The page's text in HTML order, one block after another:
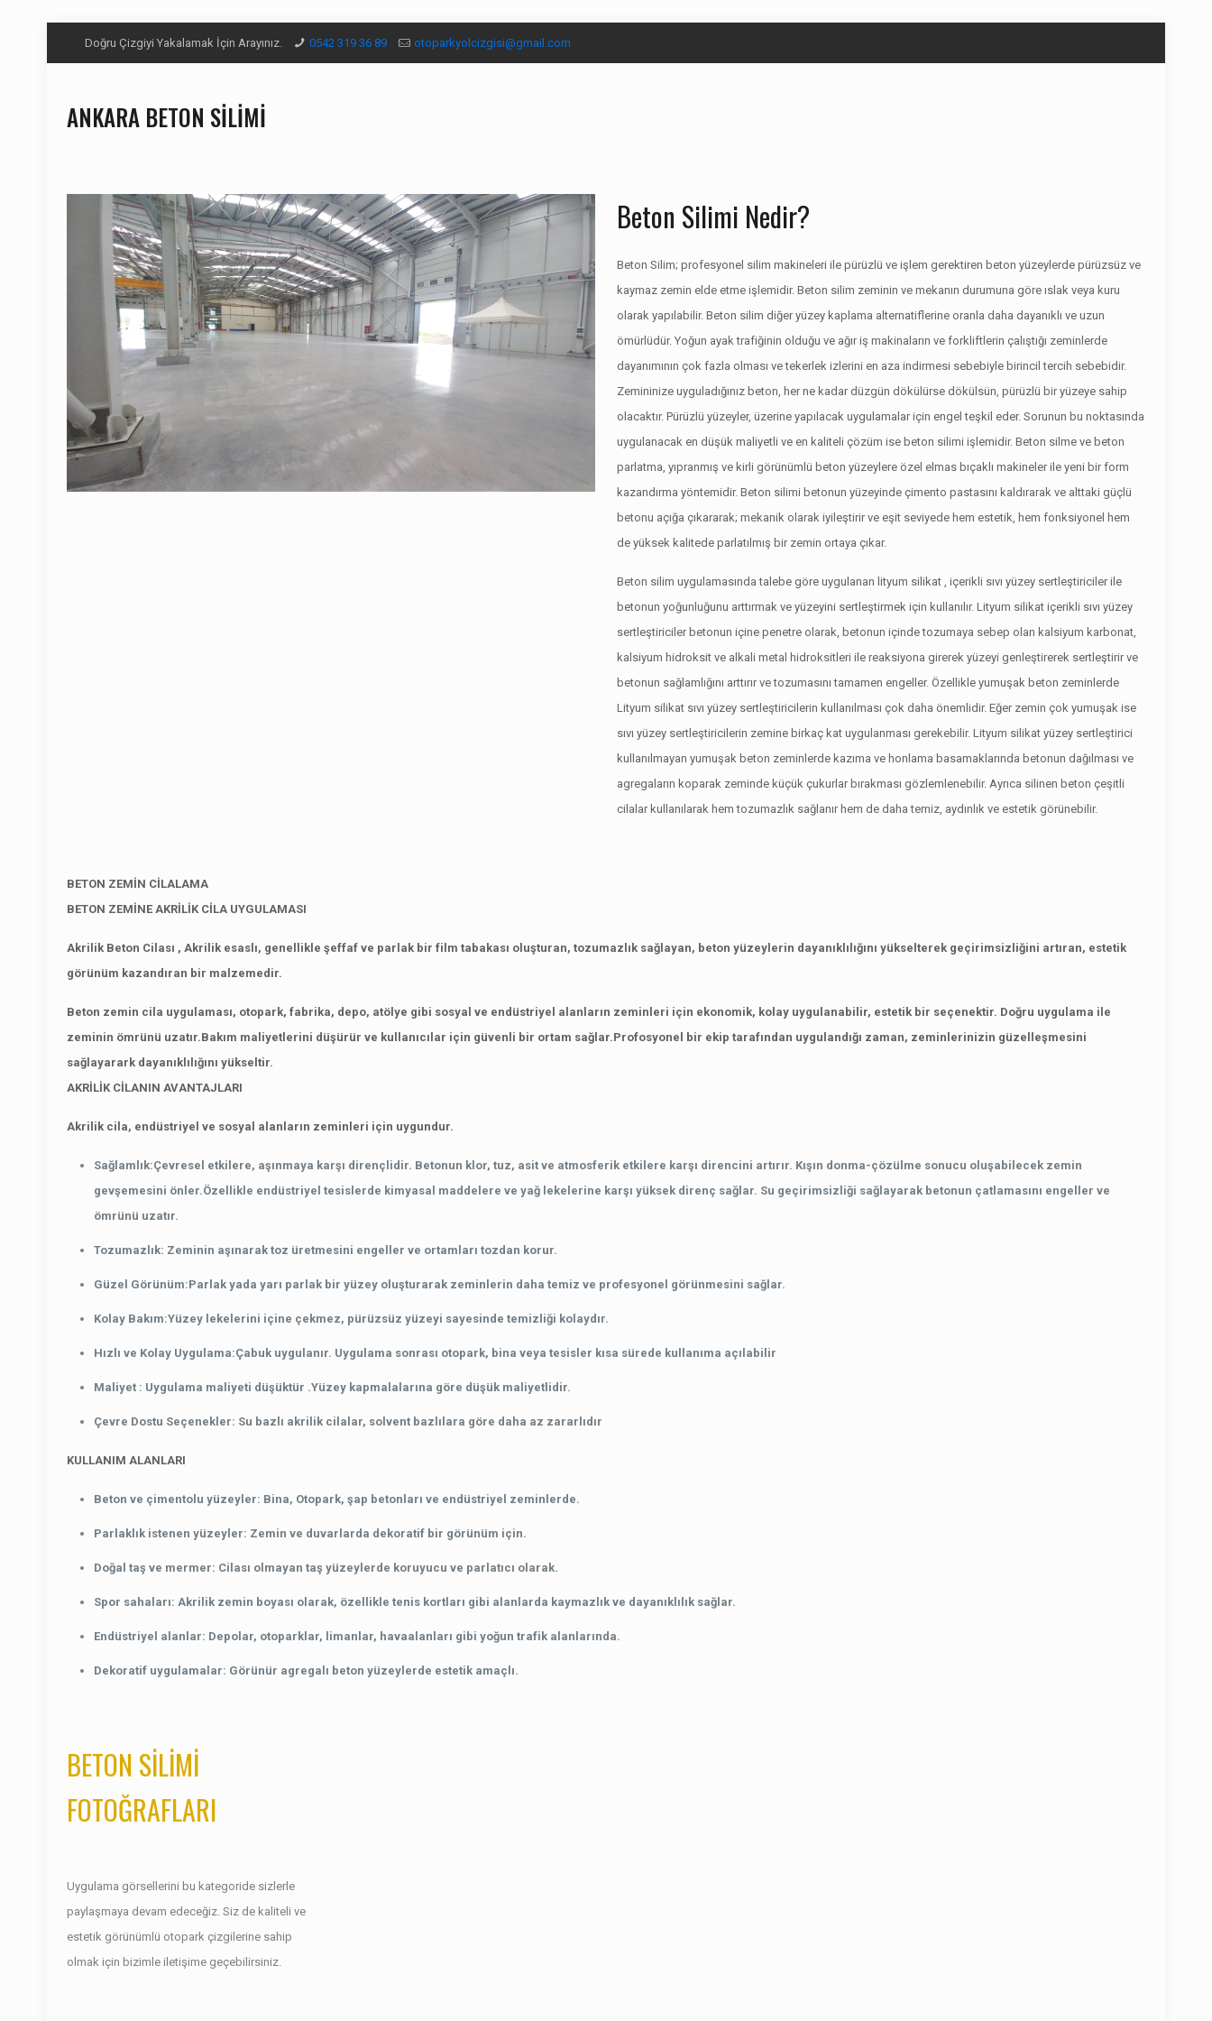
Doğru Çizgiyi Yakalamak İçin Arayınız. 0542 319 36 89 otoparkyolcizgisi@gmail.com
ANKARA BETON SİLİMİ
Beton Silimi Nedir?
Beton Silim; profesyonel silim makineleri ile pürüzlü ve işlem gerektiren beton yüzeylerde pürüzsüz ve
kaymaz zemin elde etme işlemidir. Beton silim zeminin ve mekanın durumuna göre ıslak veya kuru
olarak yapılabilir. Beton silim diğer yüzey kaplama alternatiflerine oranla daha dayanıklı ve uzun
ömürlüdür. Yoğun ayak trafiğinin olduğu ve ağır iş makinaların ve forkliftlerin çalıştığı zeminlerde
dayanımının çok fazla olması ve tekerlek izlerini en aza indirmesi sebebiyle birincil tercih sebebidir.
Zemininize uyguladığınız beton, her ne kadar düzgün dökülürse dökülsün, pürüzlü bir yüzeye sahip
olacaktır. Pürüzlü yüzeyler, üzerine yapılacak uygulamalar için engel teşkil eder. Sorunun bu noktasında
uygulanacak en düşük maliyetli ve en kaliteli çözüm ise beton silimi işlemidir. Beton silme ve beton
parlatma, yıpranmış ve kirli görünümlü beton yüzeylere özel elmas bıçaklı makineler ile yeni bir form
kazandırma yöntemidir. Beton silimi betonun yüzeyinde çimento pastasını kaldırarak ve alttaki güçlü
betonu açığa çıkararak; mekanik olarak iyileştirir ve eşit seviyede hem estetik, hem fonksiyonel hem
de yüksek kalitede parlatılmış bir zemin ortaya çıkar.
Beton silim uygulamasında talebe göre uygulanan lityum silikat , içerikli sıvı yüzey sertleştiriciler ile
betonun yoğunluğunu arttırmak ve yüzeyini sertleştirmek için kullanılır. Lityum silikat içerikli sıvı yüzey
sertleştiriciler betonun içine penetre olarak, betonun içinde tozumaya sebep olan kalsiyum karbonat,
kalsiyum hidroksit ve alkali metal hidroksitleri ile reaksiyona girerek yüzeyi genleştirerek sertleştirir ve
betonun sağlamlığını arttırır ve tozumasını tamamen engeller. Özellikle yumuşak beton zeminlerde
Lityum silikat sıvı yüzey sertleştiricilerin kullanılması çok daha önemlidir. Eğer zemin çok yumuşak ise
sıvı yüzey sertleştiricilerin zemine birkaç kat uygulanması gerekebilir. Lityum silikat yüzey sertleştirici
kullanılmayan yumuşak beton zeminlerde kazıma ve honlama basamaklarında betonun dağılması ve
agregaların koparak zeminde küçük çukurlar bırakması gözlemlenebilir. Ayrıca silinen beton çeşitli
cilalar kullanılarak hem tozumazlık sağlanır hem de daha temiz, aydınlık ve estetik görünebilir.
BETON ZEMİN CİLALAMA
BETON ZEMİNE AKRİLİK CİLA UYGULAMASI
Akrilik Beton Cilası , Akrilik esaslı, genellikle şeffaf ve parlak bir film tabakası oluşturan, tozumazlık sağlayan, beton yüzeylerin dayanıklılığını yükselterek geçirimsizliğini artıran, estetik
görünüm kazandıran bir malzemedir.
Beton zemin cila uygulaması, otopark, fabrika, depo, atölye gibi sosyal ve endüstriyel alanların zeminleri için ekonomik, kolay uygulanabilir, estetik bir seçenektir. Doğru uygulama ile
zeminin ömrünü uzatır.Bakım maliyetlerini düşürür ve kullanıcılar için güvenli bir ortam sağlar.Profosyonel bir ekip tarafından uygulandığı zaman, zeminlerinizin güzelleşmesini
sağlayarark dayanıklılığını yükseltir.
AKRİLİK CİLANIN AVANTAJLARI
Akrilik cila, endüstriyel ve sosyal alanların zeminleri için uygundur.
Sağlamlık:Çevresel etkilere, aşınmaya karşı dirençlidir. Betonun klor, tuz, asit ve atmosferik etkilere karşı direncini artırır. Kışın donma-çözülme sonucu oluşabilecek zemin
gevşemesini önler.Özellikle endüstriyel tesislerde kimyasal maddelere ve yağ lekelerine karşı yüksek direnç sağlar. Su geçirimsizliği sağlayarak betonun çatlamasını engeller ve
ömrünü uzatır.
Tozumazlık: Zeminin aşınarak toz üretmesini engeller ve ortamları tozdan korur.
Güzel Görünüm:Parlak yada yarı parlak bir yüzey oluşturarak zeminlerin daha temiz ve profesyonel görünmesini sağlar.
Kolay Bakım:Yüzey lekelerini içine çekmez, pürüzsüz yüzeyi sayesinde temizliği kolaydır.
Hızlı ve Kolay Uygulama:Çabuk uygulanır. Uygulama sonrası otopark, bina veya tesisler kısa sürede kullanıma açılabilir
Maliyet : Uygulama maliyeti düşüktür .Yüzey kapmalalarına göre düşük maliyetlidir.
Çevre Dostu Seçenekler: Su bazlı akrilik cilalar, solvent bazlılara göre daha az zararlıdır
KULLANIM ALANLARI
Beton ve çimentolu yüzeyler: Bina, Otopark, şap betonları ve endüstriyel zeminlerde.
Parlaklık istenen yüzeyler: Zemin ve duvarlarda dekoratif bir görünüm için.
Doğal taş ve mermer: Cilası olmayan taş yüzeylerde koruyucu ve parlatıcı olarak.
Spor sahaları: Akrilik zemin boyası olarak, özellikle tenis kortları gibi alanlarda kaymazlık ve dayanıklılık sağlar.
Endüstriyel alanlar: Depolar, otoparklar, limanlar, havaalanları gibi yoğun trafik alanlarında.
Dekoratif uygulamalar: Görünür agregalı beton yüzeylerde estetik amaçlı.
BETON SİLİMİ
FOTOĞRAFLARI
Uygulama görsellerini bu kategoride sizlerle
paylaşmaya devam edeceğiz. Siz de kaliteli ve
estetik görünümlü otopark çizgilerine sahip
olmak için bizimle iletişime geçebilirsiniz.